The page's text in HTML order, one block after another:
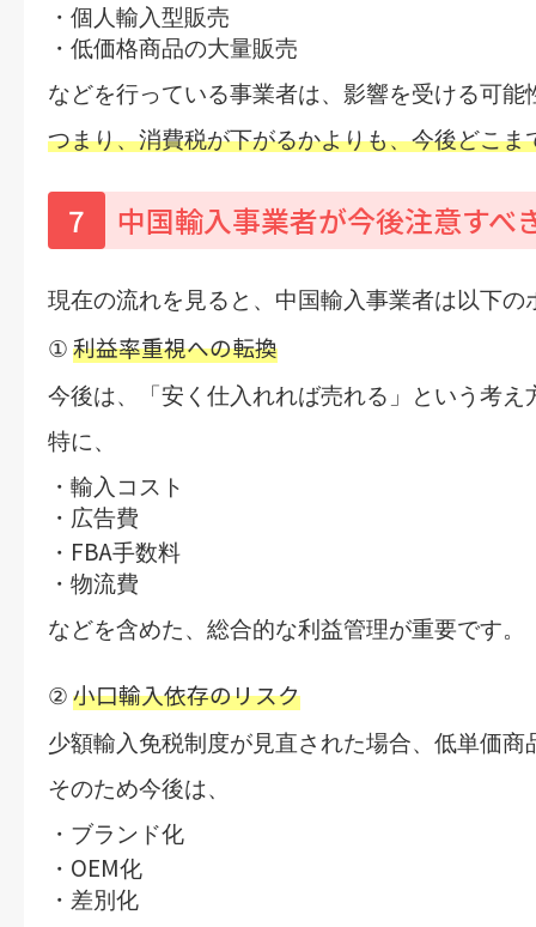
・個人輸入型販売
・低価格商品の大量販売
などを行っている事業者は、影響を受ける可能
つまり、消費税が下がるかよりも、今後どこま
7 中国輸入事業者が今後注意すべ
現在の流れを見ると、中国輸入事業者は以下
① 利益率重視への転換
今後は、 「安く仕入れれば売れる」
という考え
特に、
・輸入コスト
・広告費
・ FBA手数料
・物流費
などを含めた、総合的な利益管理が重要です。
② 小口輸入依存のリスク
少額輸入免税制度が見直された場合、 低単価商
そのため今後は、
・ブランド化
・ OEM化
・差別化